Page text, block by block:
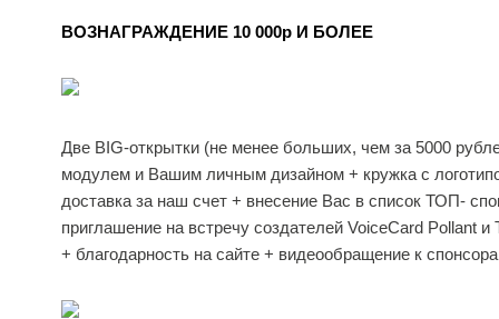
ВОЗНАГРАЖДЕНИЕ 10 000p И БОЛЕЕ
Две BIG-открытки (не менее больших, чем за 5000
модулем и Вашим личным дизайном + кружка с
доставка за наш счет + внесение Вас в список ТОП-
приглашение на встречу создателей VoiceCard Pollant
+ благодарность на сайте + видеообращение к